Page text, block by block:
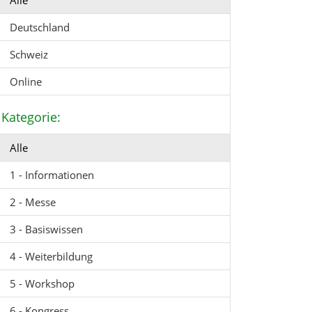
Deutschland
Schweiz
Online
Kategorie:
Alle
1 - Informationen
2 - Messe
3 - Basiswissen
4 - Weiterbildung
5 - Workshop